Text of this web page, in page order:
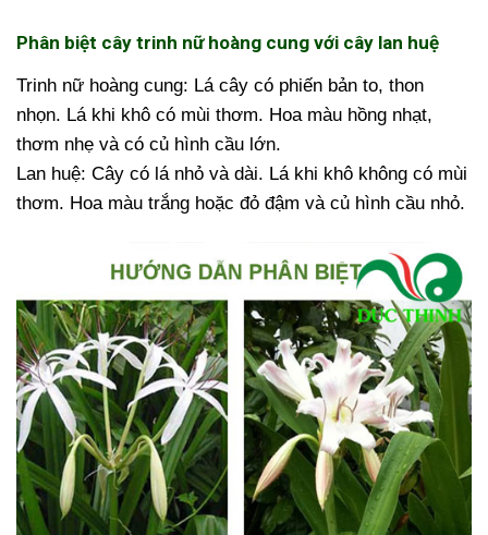
Phân biệt cây trinh nữ hoàng cung với cây lan huệ
Trinh nữ hoàng cung: Lá cây có phiến bản to, thon
nhọn. Lá khi khô có mùi thơm. Hoa màu hồng nhạt,
thơm nhẹ và có củ hình cầu lớn.
Lan huệ: Cây có lá nhỏ và dài. Lá khi khô không có mùi
thơm. Hoa màu trắng hoặc đỏ đậm và củ hình cầu nhỏ.